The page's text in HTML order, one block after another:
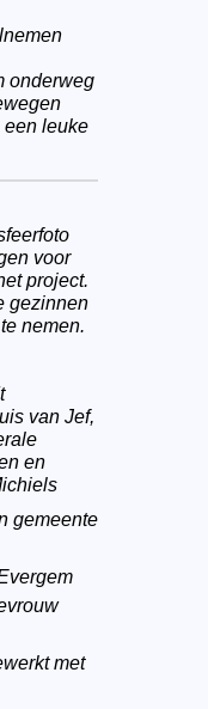
onderweg
een leuke
voor
project.
gezinnen
nemen.
van Jef,
en
gemeente
met